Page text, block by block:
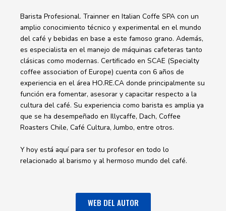
Barista Profesional. Trainner en Italian Coffe SPA con un
amplio conocimiento técnico y experimental en el mundo
del café y bebidas en base a este famoso grano. Además,
es especialista en el manejo de máquinas cafeteras tanto
clásicas como modernas. Certificado en SCAE (Specialty
coffee association of Europe) cuenta con 6 años de
experiencia en el área HO.RE.CA donde principalmente su
función era fomentar, asesorar y capacitar respecto a la
cultura del café. Su experiencia como barista es amplia ya
que se ha desempeñado en Illycaffe, Dach, Coffee
Roasters Chile, Café Cultura, Jumbo, entre otros.
Y hoy está aquí para ser tu profesor en todo lo
relacionado al barismo y al hermoso mundo del café.
WEB DEL AUTOR